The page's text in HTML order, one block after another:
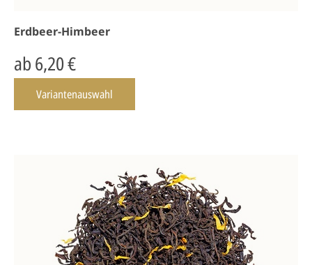
Erdbeer-Himbeer
ab 6,20 €
Variantenauswahl